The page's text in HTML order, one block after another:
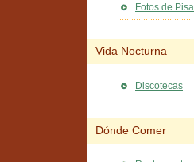
Fotos de Pisa
Vida Nocturna
Discotecas
Dónde Comer